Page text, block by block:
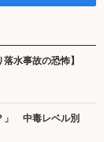
水事故の恐怖】
」 中毒レベル別